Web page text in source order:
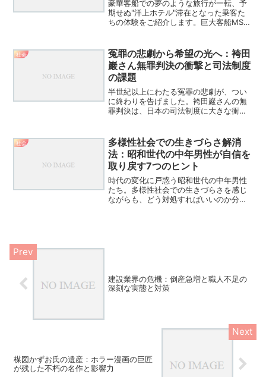
豪華客船での夢のような旅行が一転、予
期せぬ"洋上ホテル"滞在となった乗客た
ちの体験をご紹介します。巨大客船MSC
この異例の事態の全貌に迫ります。MSC
ベリッシマ停泊トラ...
社会
冤罪の悲劇から希望の光へ：袴田
巖さん無罪判決の衝撃と司法制度
の課題
半世紀以上にわたる冤罪の悲劇が、つい
に終わりを告げました。袴田巖さんの無
罪判決は、日本の司法制度に大きな衝撃
に至るまでの経緯、そしてこの判決が持
つ意味を詳しく解説します...
社会
多様性社会での生きづらさ解消
法：昭和世代の中年男性が自信を
取り戻す7つのヒント
時代の変化に戸惑う昭和世代の中年男性
たち。多様性社会での生きづらさを感じ
ながらも、どう対処すればいいのか分か
建設業界の危機：倒産急増と職人不足の
深刻な実態と対策
楳図かずお氏の遺産：ホラー漫画の巨匠
が残した不朽の名作と影響力